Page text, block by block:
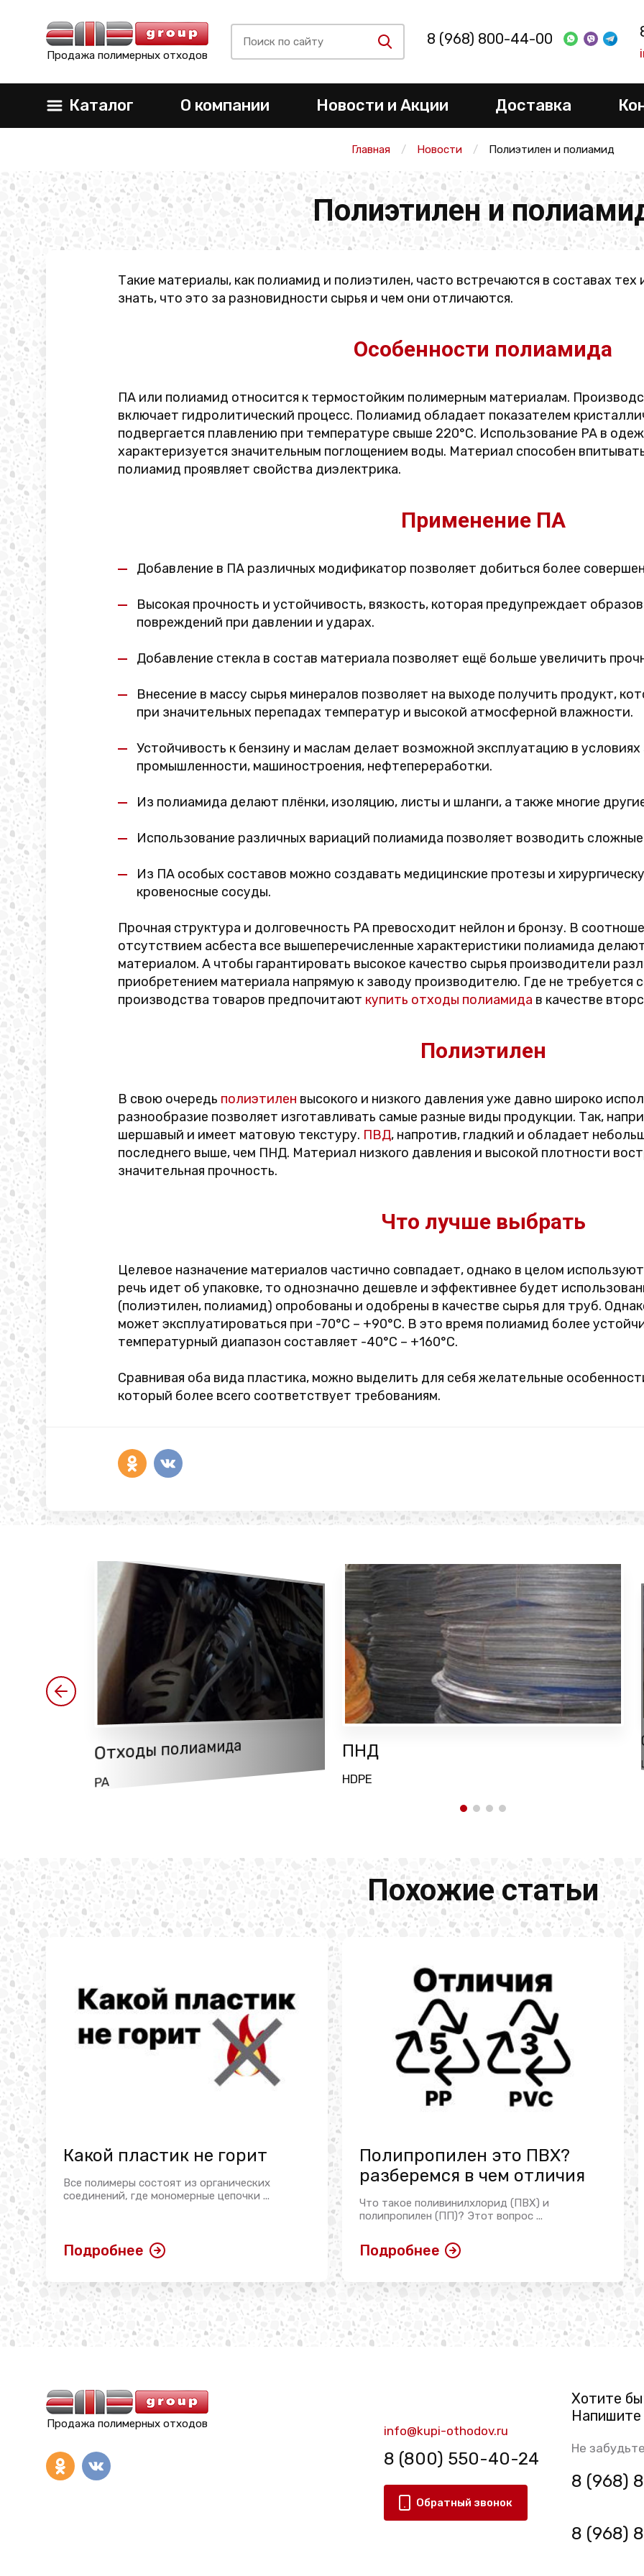
Продажа полимерных отходов
8 (968) 800-44-00
Каталог О компании Новости и Акции Доставка
Главная Новости Полиэтилен и полиамид
Полиэтилен и
Такие материалы, как полиамид и полиэтилен, часто встречаются в составах
знать, что это за разновидности сырья и чем они отличаются.
Особенности полиамида
ПА или полиамид относится к термостойким полимерным материалам.
включает гидролитический процесс. Полиамид обладает показателем
подвергается плавлению при температуре свыше 220°С. Использование PA в
характеризуется значительным поглощением воды. Материал способен
полиамид проявляет свойства диэлектрика.
Применение ПА
Добавление в ПА различных модификатор позволяет добиться более
Высокая прочность и устойчивость, вязкость, которая предупреждает
повреждений при давлении и ударах.
Добавление стекла в состав материала позволяет ещё больше увеличить
Внесение в массу сырья минералов позволяет на выходе получить продукт,
при значительных перепадах температур и высокой атмосферной влажности.
Устойчивость к бензину и маслам делает возможной эксплуатацию в
промышленности, машиностроения, нефтепереработки.
Из полиамида делают плёнки, изоляцию, листы и шланги, а также многие
Использование различных вариаций полиамида позволяет возводить
Из ПА особых составов можно создавать медицинские протезы и
кровеносные сосуды.
Прочная структура и долговечность PA превосходит нейлон и бронзу. В
отсутствием асбеста все вышеперечисленные характеристики полиамида
материалом. А чтобы гарантировать высокое качество сырья производители
приобретением материала напрямую к заводу производителю. Где не требуется
производства товаров предпочитают купить отходы полиамида в качестве
Полиэтилен
В свою очередь полиэтилен высокого и низкого давления уже давно широко
разнообразие позволяет изготавливать самые разные виды продукции. Так,
шершавый и имеет матовую текстуру. ПВД, напротив, гладкий и обладает
последнего выше, чем ПНД. Материал низкого давления и высокой плотности
значительная прочность.
Что лучше выбрать
Целевое назначение материалов частично совпадает, однако в целом
речь идет об упаковке, то однозначно дешевле и эффективнее будет
(полиэтилен, полиамид) опробованы и одобрены в качестве сырья для труб.
может эксплуатироваться при -70°C – +90°C. В это время полиамид более
температурный диапазон составляет -40°C – +160°C.
Сравнивая оба вида пластика, можно выделить для себя желательные
который более всего соответствует требованиям.
Отходы полиамида
PA
ПНД
HDPE
Похожие статьи
Какой пластик не горит
Все полимеры состоят из органических
соединений, где мономерные цепочки ...
Подробнее
Полипропилен это ПВХ?
разберемся в чем отличия
Что такое поливинилхлорид (ПВХ) и
полипропилен (ПП)? Этот вопрос ...
Подробнее
Продажа полимерных отходов info@kupi-othodov.ru
8 (800) 550-40-24
Обратный звонок
Хотите
Напишите
Не
8 (968)
8 (968)